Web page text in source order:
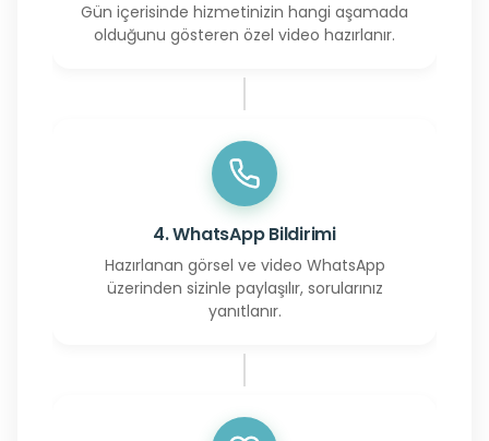
Gün içerisinde hizmetinizin hangi aşamada
olduğunu gösteren özel video hazırlanır.
4. WhatsApp Bildirimi
Hazırlanan görsel ve video WhatsApp
üzerinden sizinle paylaşılır, sorularınız
yanıtlanır.